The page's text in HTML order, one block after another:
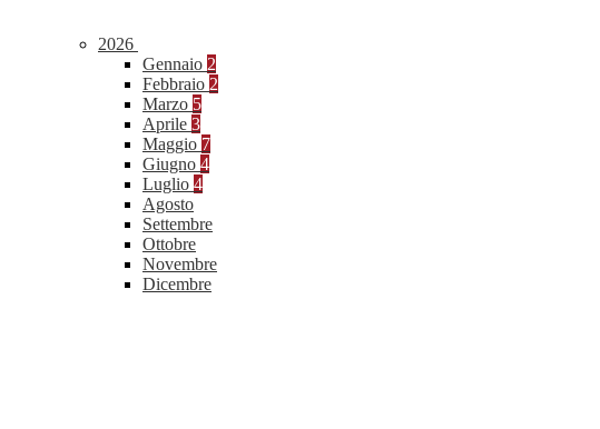
2026
Gennaio 2
Febbraio 2
Marzo 5
Aprile 3
Maggio 7
Giugno 4
Luglio 4
Agosto
Settembre
Ottobre
Novembre
Dicembre